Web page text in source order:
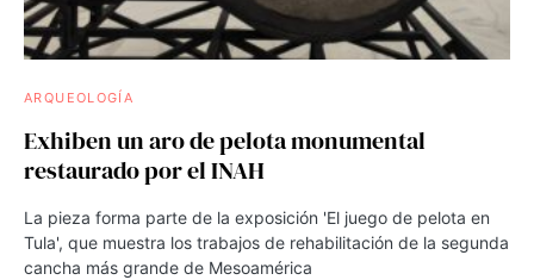
ARQUEOLOGÍA
Exhiben un aro de pelota monumental
restaurado por el INAH
La pieza forma parte de la exposición 'El juego de pelota en
Tula', que muestra los trabajos de rehabilitación de la segunda
cancha más grande de Mesoamérica